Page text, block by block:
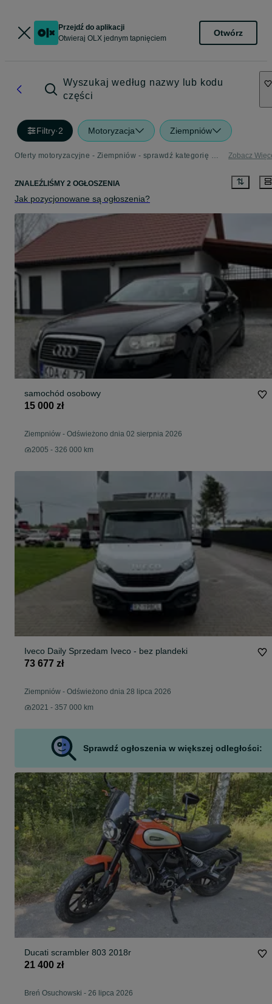
Przejdź do aplikacji
Otwieraj OLX jednym tapnięciem
Otwórz
Wyszukaj według nazwy lub kodu
części
Filtry·2 Motoryzacja Ziempniów
Oferty motoryzacyjne - Ziempniów - sprawdź kategorię Motoryzacja Zobacz
ZNALEŹLIŚMY 2 OGŁOSZENIA
Jak pozycjonowane są ogłoszenia?
samochód osobowy
15 000 zł
Ziempniów - Odświeżono dnia 02 sierpnia 2026
2005 - 326 000 km
Iveco Daily Sprzedam Iveco - bez plandeki
73 677 zł
Ziempniów - Odświeżono dnia 28 lipca 2026
2021 - 357 000 km
Sprawdź ogłoszenia w większej odległości:
Ducati scrambler 803 2018r
21 400 zł
Breń Osuchowski - 26 lipca 2026